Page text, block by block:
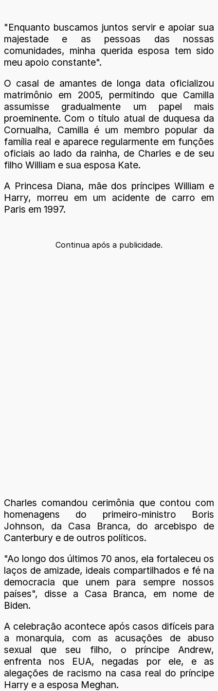
"Enquanto buscamos juntos servir e apoiar sua
majestade e as pessoas das nossas
comunidades, minha querida esposa tem sido
meu apoio constante".
O casal de amantes de longa data oficializou
matrimônio em 2005, permitindo que Camilla
assumisse gradualmente um papel mais
proeminente. Com o título atual de duquesa da
Cornualha, Camilla é um membro popular da
família real e aparece regularmente em funções
oficiais ao lado da rainha, de Charles e de seu
filho William e sua esposa Kate.
A Princesa Diana, mãe dos príncipes William e
Harry, morreu em um acidente de carro em
Paris em 1997.
Continua após a publicidade.
Charles comandou cerimônia que contou com
homenagens do primeiro-ministro Boris
Johnson, da Casa Branca, do arcebispo de
Canterbury e de outros políticos.
"Ao longo dos últimos 70 anos, ela fortaleceu os
laços de amizade, ideais compartilhados e fé na
democracia que unem para sempre nossos
países", disse a Casa Branca, em nome de
Biden.
A celebração acontece após casos difíceis para
a monarquia, com as acusações de abuso
sexual que seu filho, o príncipe Andrew,
enfrenta nos EUA, negadas por ele, e as
alegações de racismo na casa real do príncipe
Harry e a esposa Meghan.